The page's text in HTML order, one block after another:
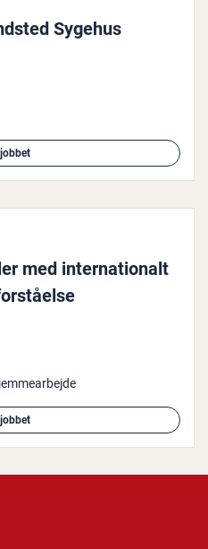
Sygehus
med in­ter­na­tio­nalt